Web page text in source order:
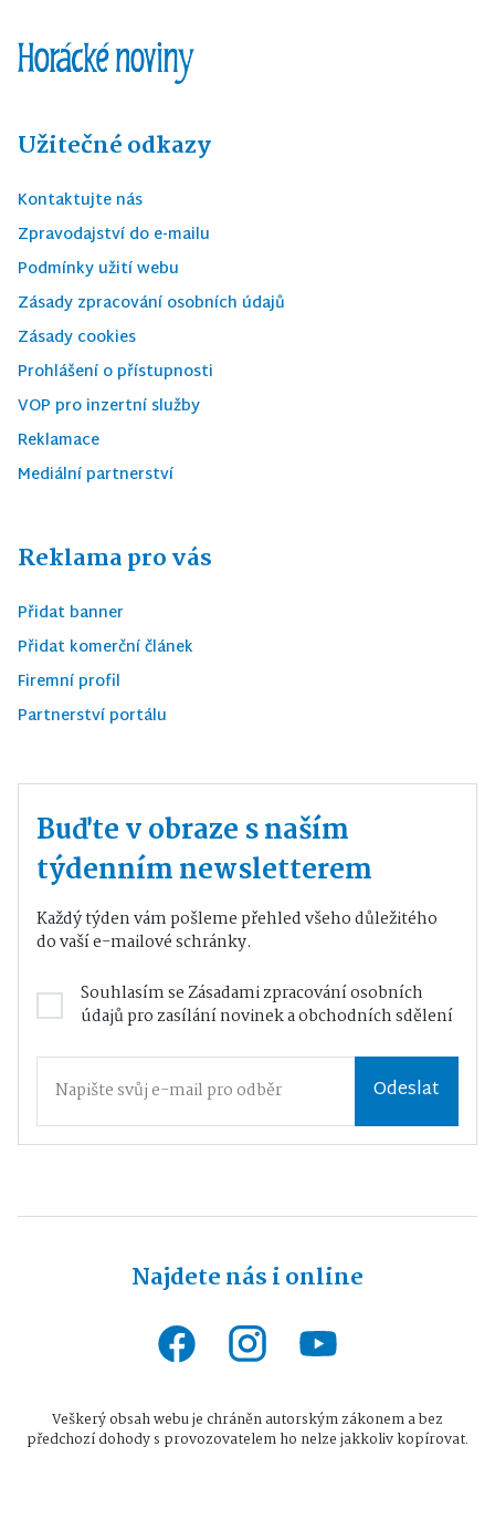
Užitečné odkazy
Kontaktujte nás
Zpravodajství do e-mailu
Podmínky užití webu
Zásady zpracování osobních údajů
Zásady cookies
Prohlášení o přístupnosti
VOP pro inzertní služby
Reklamace
Mediální partnerství
Reklama pro vás
Přidat banner
Přidat komerční článek
Firemní profil
Partnerství portálu
Buďte v obraze s naším
týdenním newsletterem
Každý týden vám pošleme přehled všeho důležitého
do vaší e-mailové schránky.
Souhlasím seZásadami zpracování osobních
údajůpro zasílání novinek a obchodních sdělení
Odeslat
Najdete nás i online
Veškerý obsah webu je chráněn autorským zákonem a bez
předchozí dohody s provozovatelem ho nelze jakkoliv kopírovat.